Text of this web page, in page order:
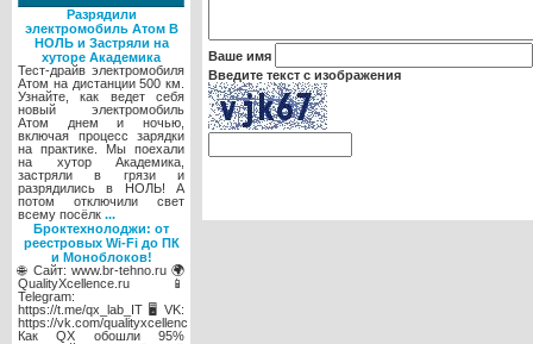
Разрядили
электромобиль Атом В
НОЛЬ и Застряли на
хуторе Академика
Тест-драйв электромобиля
Атом на дистанции 500 км.
Узнайте, как ведет себя
новый электромобиль
Атом днем и ночью,
включая процесс зарядки
на практике. Мы поехали
на хутор Академика,
застряли в грязи и
разрядились в НОЛЬ! А
потом отключили свет
всему посёлк ...
Броктехнолоджи: от
реестровых Wi-Fi до ПК
и Моноблоков!
🌐 Сайт: www.br-tehno.ru 🌍
QualityXcellence.ru 📱
Telegram:
https://t.me/qx_lab_IT 🖥 VK:
https://vk.com/qualityxcellenc
Как QX обошли 95%
Ваше имя
Введите текст с изображения